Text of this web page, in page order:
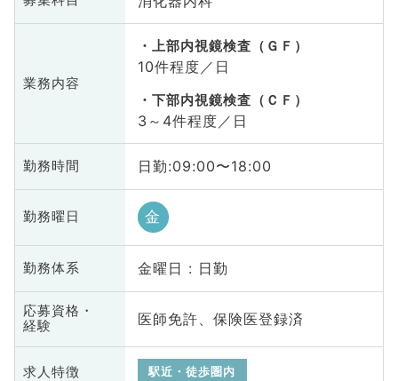
業務内容
上部内視鏡検査（ＧＦ）
10件程度／日
下部内視鏡検査（ＣＦ）
3～4件程度／日
勤務時間 日勤:09:00〜18:00
勤務曜日 金
勤務体系 金曜日 : 日勤
応募資格・
経験
医師免許、保険医登録済
求人特徴 駅近・徒歩圏内